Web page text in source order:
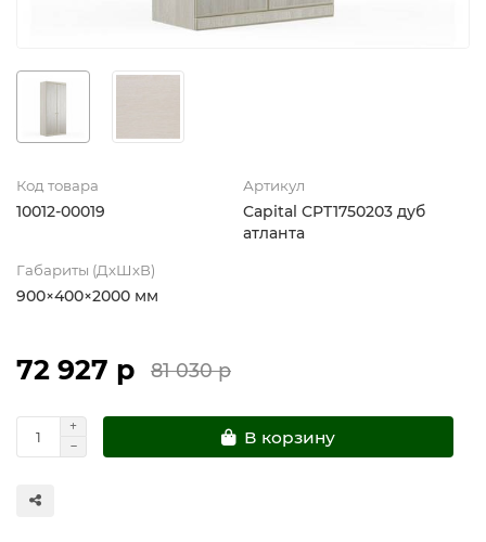
Код товара
10012-00019
Артикул
Capital CPT1750203 дуб
атланта
Габариты (ДхШхВ)
900×400×2000 мм
72 927 р 81 030 р
В корзину